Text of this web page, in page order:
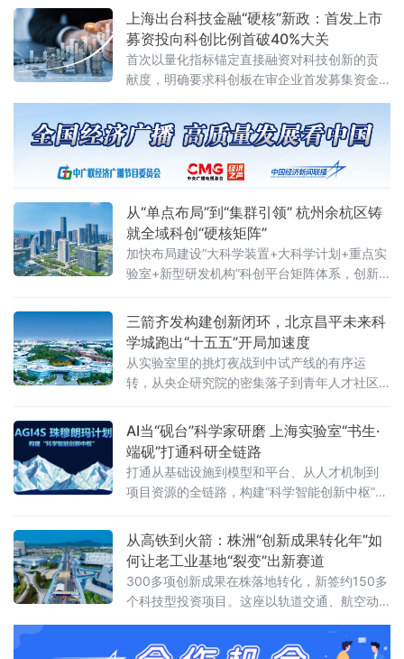
部门办公厅（办公室）关于开展2026年工业和
信息化
上海出台科技金融“硬核”新政：首发上市
募资投向科创比例首破40%大关
首次以量化指标锚定直接融资对科技创新的贡
献度，明确要求科创板在审企业首发募集资金
全国首个“科技型企业并购重组绿色通道”机制。
新政直击硬科技企业从初创到上市全周期的融
从“单点布局”到“集群引领” 杭州余杭区铸
就全域科创“硬核矩阵”
加快布局建设“大科学装置+大科学计划+重点实
验室+新型研发机构”科创平台矩阵体系，创新
从“零星突破”到“全面领先”。
三箭齐发构建创新闭环，北京昌平未来科
学城跑出“十五五”开局加速度
从实验室里的挑灯夜战到中试产线的有序运
转，从央企研究院的密集落子到青年人才社区
科学城，正以“三箭齐发”的产业锐气与“研城、
央城、校城、产城”四融合的发展底气，在“十五
五”开局之年交出一份成色十足的答卷。
AI当“砚台”科学家研磨 上海实验室“书生·
端砚”打通科研全链路
打通从基础设施到模型和平台、从人才机制到
项目资源的全链路，构建“科学智能创新中枢”。
生”平台基础上全面升级。
从高铁到火箭：株洲“创新成果转化年”如
何让老工业基地“裂变”出新赛道
300多项创新成果在株落地转化，新签约150多
个科技型投资项目。这座以轨道交通、航空动
发鲜明。